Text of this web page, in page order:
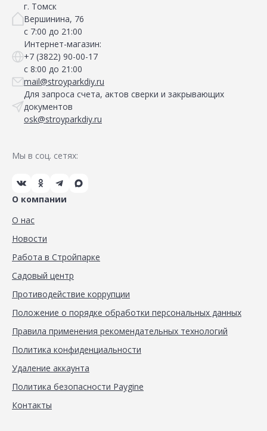
г. Томск
Вершинина, 76
с 7:00 до 21:00
Интернет-магазин:
+7 (3822) 90-00-17
с 8:00 до 21:00
mail@stroyparkdiy.ru
Для запроса счета, актов сверки и закрывающих
документов
osk@stroyparkdiy.ru
Мы в соц. сетях:
О компании
О нас
Новости
Работа в Стройпарке
Садовый центр
Противодействие коррупции
Положение о порядке обработки персональных данных
Правила применения рекомендательных технологий
Политика конфиденциальности
Удаление аккаунта
Политика безопасности Paygine
Контакты